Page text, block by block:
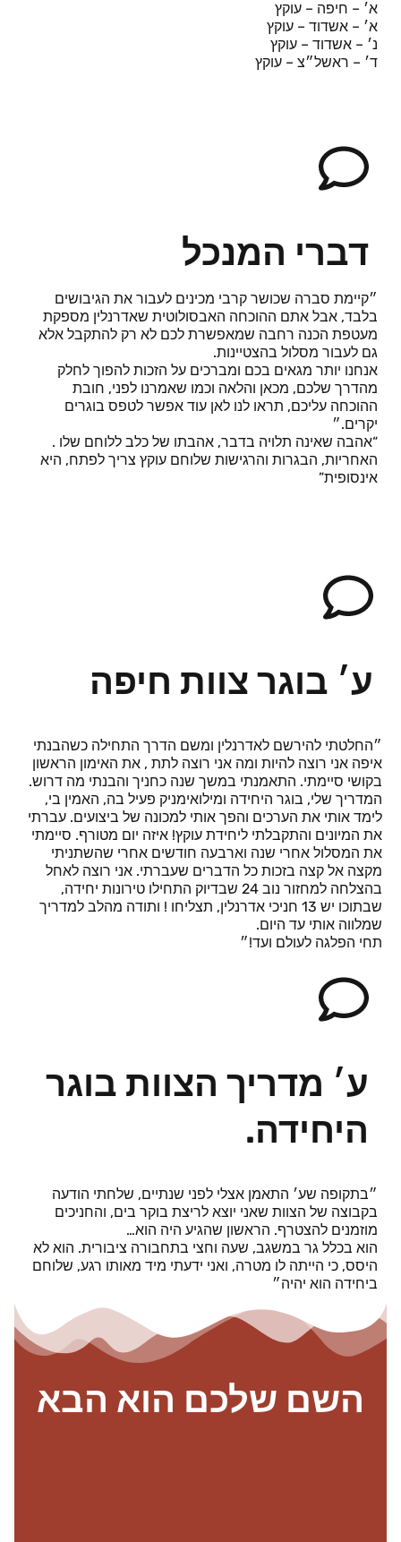
א׳ – חיפה – עוקץ
א׳ – אשדוד – עוקץ
נ׳ – אשדוד – עוקץ
ד׳ – ראשל״צ – עוקץ
דברי המנכל
״קיימת סברה שכושר קרבי מכינים לעבור את הגיבושים
בלבד, אבל אתם ההוכחה האבסולוטית שאדרנלין מספקת
מעטפת הכנה רחבה שמאפשרת לכם לא רק להתקבל אלא
גם לעבור מסלול בהצטיינות.
אנחנו יותר מגאים בכם ומברכים על הזכות להפוך לחלק
מהדרך שלכם, מכאן והלאה וכמו שאמרנו לפני, חובת
ההוכחה עליכם, תראו לנו לאן עוד אפשר לטפס בוגרים
יקרים.״
“אהבה שאינה תלויה בדבר, אהבתו של כלב ללוחם שלו .
האחריות, הבגרות והרגישות שלוחם עוקץ צריך לפתח, היא
אינסופית”
ע׳ בוגר צוות חיפה
״החלטתי להירשם לאדרנלין ומשם הדרך התחילה כשהבנתי
איפה אני רוצה להיות ומה אני רוצה לתת , את האימון הראשון
בקושי סיימתי. התאמנתי במשך שנה כחניך והבנתי מה דרוש.
המדריך שלי, בוגר היחידה ומילואימניק פעיל בה, האמין בי,
לימד אותי את הערכים והפך אותי למכונה של ביצועים. עברתי
את המיונים והתקבלתי ליחידת עוקץ! איזה יום מטורף. סיימתי
את המסלול אחרי שנה וארבעה חודשים אחרי שהשתניתי
מקצה אל קצה בזכות כל הדברים שעברתי. אני רוצה לאחל
בהצלחה למחזור נוב 24 שבדיוק התחילו טירונות יחידה,
שבתוכו יש 13 חניכי אדרנלין, תצליחו ! ותודה מהלב למדריך
שמלווה אותי עד היום.
תחי הפלגה לעולם ועד!״
ע׳ מדריך הצוות בוגר
היחידה.
״בתקופה שע׳ התאמן אצלי לפני שנתיים, שלחתי הודעה
בקבוצה של הצוות שאני יוצא לריצת בוקר בים, והחניכים
מוזמנים להצטרף. הראשון שהגיע היה הוא…
הוא בכלל גר במשגב, שעה וחצי בתחבורה ציבורית. הוא לא
היסס, כי הייתה לו מטרה, ואני ידעתי מיד מאותו רגע, שלוחם
ביחידה הוא יהיה״
השם שלכם הוא הבא